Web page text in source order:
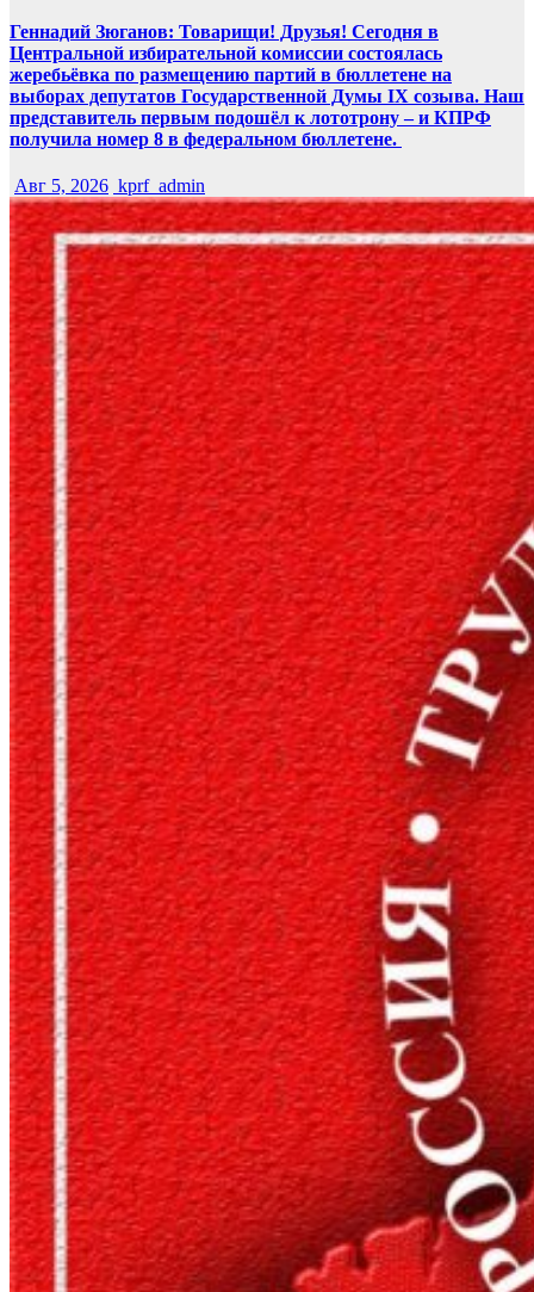
Геннадий Зюганов: Товарищи! Друзья! Сегодня в
Центральной избирательной комиссии состоялась
жеребьёвка по размещению партий в бюллетене на
выборах депутатов Государственной Думы IX созыва. Наш
представитель первым подошёл к лототрону – и КПРФ
получила номер 8 в федеральном бюллетене.
Авг 5, 2026 kprf_admin